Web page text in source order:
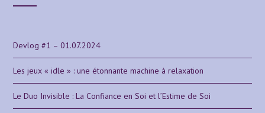
Devlog #1 – 01.07.2024
Les jeux « idle » : une étonnante machine à relaxation
Le Duo Invisible : La Confiance en Soi et l’Estime de Soi